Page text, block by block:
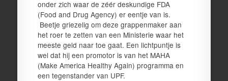
onder zich waar de zéér deskundige FDA
(Food and Drug Agency) er eentje van is.
Beetje griezelig om deze grappenmaker aan
het roer te zetten van een Ministerie waar het
meeste geld naar toe gaat. Een lichtpuntje is
wel dat hij een promotor is van het MAHA
(Make America Healthy Again) programma en
een tegenstander van UPF.